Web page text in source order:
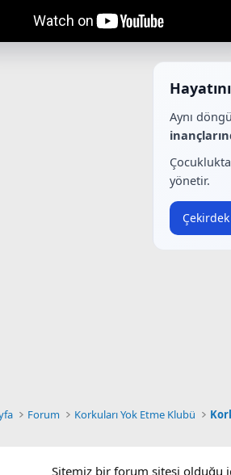
Aynı
yönetir.
Forum Korkuları Yok Etme Klubü
Sitemiz bir forum sitesi olduğu